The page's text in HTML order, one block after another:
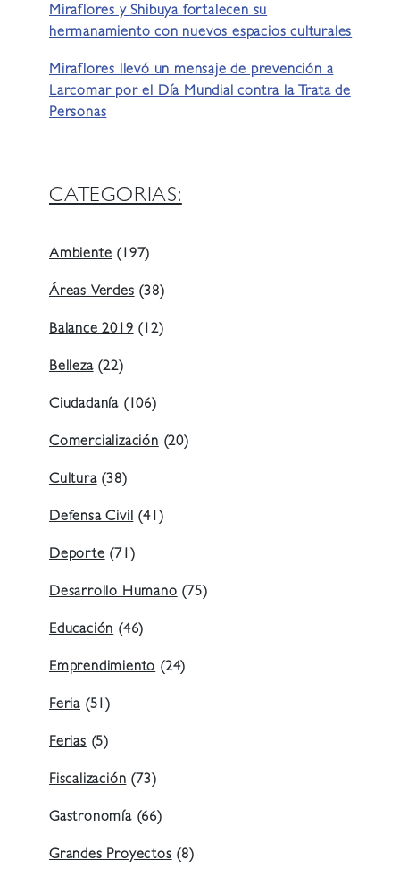
Miraflores y Shibuya fortalecen su
hermanamiento con nuevos espacios culturales
Miraflores llevó un mensaje de prevención a
Larcomar por el Día Mundial contra la Trata de
Personas
CATEGORIAS:
Ambiente(197)
Áreas Verdes(38)
Balance 2019(12)
Belleza(22)
Ciudadanía (106)
Comercialización(20)
Cultura(38)
Defensa Civil(41)
Deporte(71)
Desarrollo Humano(75)
Educación(46)
Emprendimiento(24)
Feria (51)
Ferias(5)
Fiscalización(73)
Gastronomía(66)
Grandes Proyectos(8)